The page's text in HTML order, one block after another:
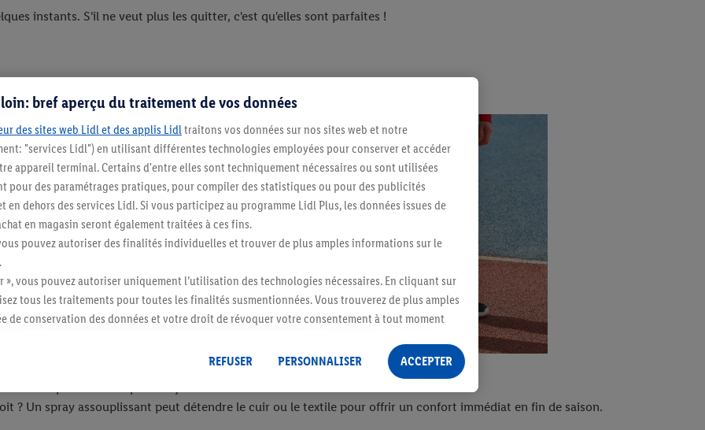
instants. S'il ne veut plus les quitter, c'est qu'elles sont parfaites !
: voici nos astuces pour
en respectant la
de 1,2 à 1,7 cm de plus que le
un temps précieux.
un peu grande, glissez-y une
parfait dès le premier jour.
? Un spray assouplissant peut détendre le cuir ou le textile pour offrir un confort immédiat en fin de saison.
bref aperçu du traitement de vos données
des sites web Lidl et des applis Lidltraitons vos données sur nos sites web et notre
"services Lidl") en utilisant différentes technologies employées pour conserver et accéder
appareil terminal. Certains d'entre elles sont techniquement nécessaires ou sont utilisées
pour des paramétrages pratiques, pour compiler des statistiques ou pour des publicités
en dehors des services Lidl. Si vous participez au programme Lidl Plus, les données issues de
en magasin seront également traitées à ces fins.
pouvez autoriser des finalités individuelles et trouver de plus amples informations sur le
», vous pouvez autoriser uniquement l’utilisation des technologies nécessaires. En cliquant sur
tous les traitements pour toutes les finalités susmentionnées. Vous trouverez de plus amples
de conservation des données et votre droit de révoquer votre consentement à tout moment
REFUSER
PERSONNALISER ACCEPTER